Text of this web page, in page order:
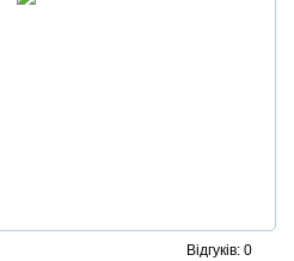
Відгуків: 0